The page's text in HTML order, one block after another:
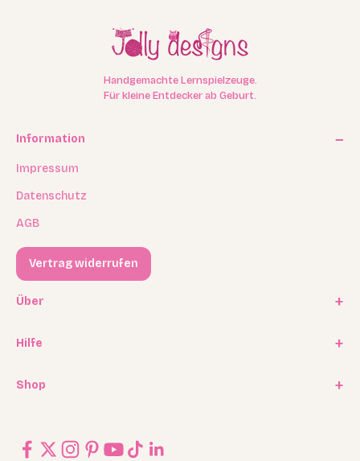
Handgemachte Lernspielzeuge.
Für kleine Entdecker ab Geburt.
Information
Impressum
Datenschutz
AGB
Vertrag widerrufen
Über
Experten Program
Blog
Hilfe
Kontakt
Shop
Ersatzteilservice